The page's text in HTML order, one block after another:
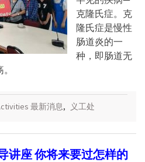
克隆氏症。克
隆氏症是慢性
肠道炎的一
种，即肠道无
最新消息, 义工处
讲座 你将来要过怎样的